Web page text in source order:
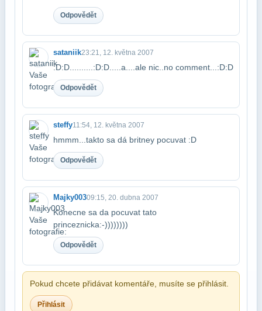
Odpovědět
sataniik23:21, 12. května 2007
:D:D..........:D:D.....a....ale nic..no comment...:D:D
Odpovědět
steffy11:54, 12. května 2007
hmmm...takto sa dá britney pocuvat :D
Odpovědět
Majky00309:15, 20. dubna 2007
Konecne sa da pocuvat tato
princeznicka:-))))))))
Odpovědět
Pokud chcete přidávat komentáře, musíte se přihlásit.
Přihlásit